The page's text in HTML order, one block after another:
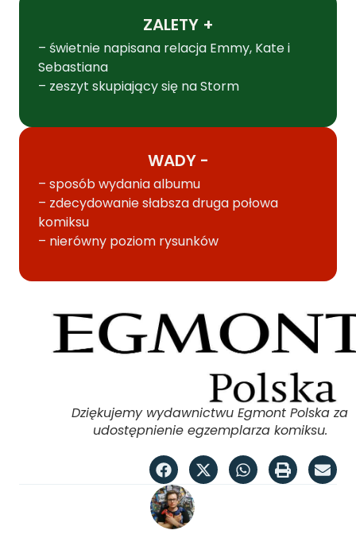
ZALETY +
– świetnie napisana relacja Emmy, Kate i
Sebastiana
– zeszyt skupiający się na Storm
WADY -
– sposób wydania albumu
– zdecydowanie słabsza druga połowa
komiksu
– nierówny poziom rysunków
Dziękujemy wydawnictwu Egmont Polska za
udostępnienie egzemplarza komiksu.